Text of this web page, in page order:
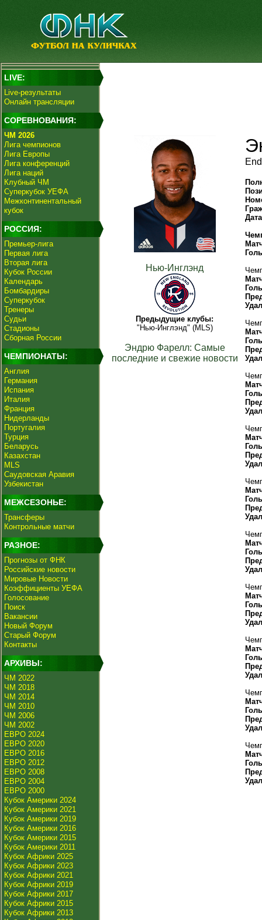
LIVE:
Live-результаты
Онлайн трансляции
СОРЕВНОВАНИЯ:
ЧМ 2026
Лига чемпионов
Лига Европы
Лига конференций
Лига наций
Клубный ЧМ
Суперкубок УЕФА
Межконтинентальный
кубок
РОССИЯ:
Премьер-лига
Первая лига
Вторая лига
Кубок России
Календарь
Бомбардиры
Суперкубок
Тренеры
Судьи
Стадионы
Сборная России
ЧЕМПИОНАТЫ:
Англия
Германия
Испания
Италия
Франция
Нидерланды
Португалия
Турция
Беларусь
Казахстан
MLS
Саудовская Аравия
Узбекистан
МЕЖСЕЗОНЬЕ:
Трансферы
Контрольные матчи
РАЗНОЕ:
Прогнозы от ФНК
Российские новости
Мировые Новости
Коэффициенты УЕФА
Голосование
Поиск
Вакансии
Новый Форум
Старый Форум
Контакты
АРХИВЫ:
ЧМ 2022
ЧМ 2018
ЧМ 2014
ЧМ 2010
ЧМ 2006
ЧМ 2002
ЕВРО 2024
ЕВРО 2020
ЕВРО 2016
ЕВРО 2012
ЕВРО 2008
ЕВРО 2004
ЕВРО 2000
Кубок Америки 2024
Кубок Америки 2021
Кубок Америки 2019
Кубок Америки 2016
Кубок Америки 2015
Кубок Америки 2011
Кубок Африки 2025
Кубок Африки 2023
Кубок Африки 2021
Кубок Африки 2019
Кубок Африки 2017
Кубок Африки 2015
Кубок Африки 2013
Нью-Инглэнд
Предыдущие клубы:
"Нью-Инглэнд" (MLS)
Эндрю Фарелл: Самые
последние и свежие новости